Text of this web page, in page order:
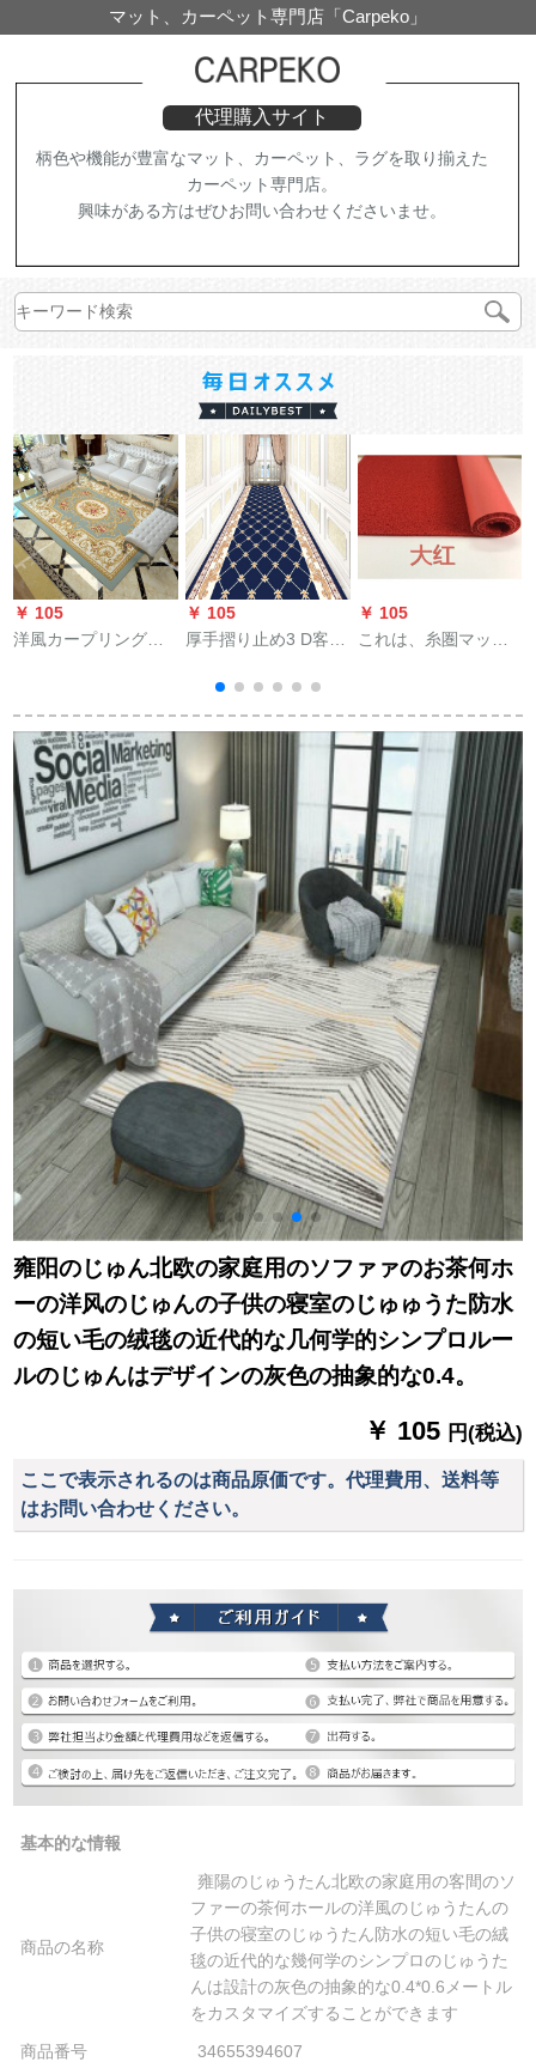
マット、カーペット専門店「Carpeko」
代理購入サイト
柄色や機能が豊富なマット、カーペット、ラグを取り揃えた
カーペット専門店。
興味がある方はぜひお問い合わせくださいませ。
￥ 105
洋風カープリングリ
ソンソンお茶の数席
の大寝室満屋シュー
現代ベッド出窓キー
長方形アメメリカ短
毛家庭用滑り止め耐
汚玄関マックス
￥ 105
厚手摺り止め3 D客间
クス形(巻)入り口幅
1.2メトル-1メトル
￥ 105
これは、糸圏マッチ
cm
雍阳のじゅん北欧の家庭用のソファァのお茶何ホ
ーの洋风のじゅんの子供の寝室のじゅゅうた防水
の短い毛の绒毯の近代的な几何学的シンプロルー
ルのじゅんはデザインの灰色の抽象的な0.4。
￥ 105 円(税込)
ここで表示されるのは商品原価です。代理費用、送料等
はお問い合わせください。
基本的な情報
商品の名称
雍陽のじゅうたん北欧の家庭用の客間のソ
ファーの茶何ホールの洋風のじゅうたんの
子供の寝室のじゅうたん防水の短い毛の絨
毯の近代的な幾何学のシンプロのじゅうた
んは設計の灰色の抽象的な0.4*0.6メートル
をカスタマイズすることができます
商品番号
34655394607